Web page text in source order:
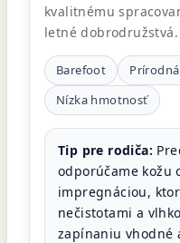
kvalitnému
letné dobrodružstvá.
Barefoot
Nízka hmotnosť
Tip pre rodiča:
odporúčame kožu
impregnáciou,
nečistotami a
zapínaniu vhodné